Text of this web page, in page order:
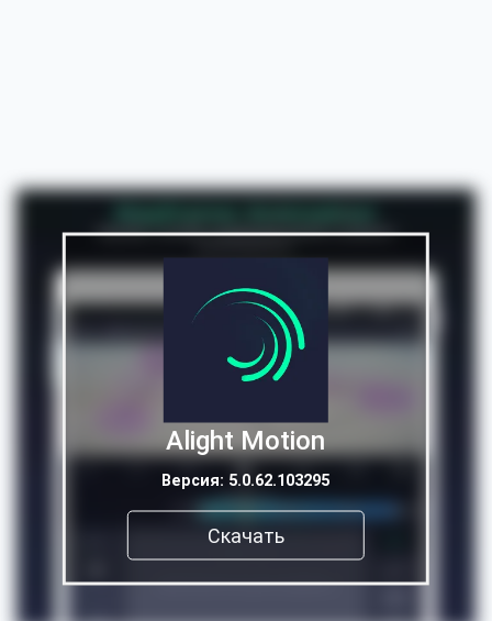
Alight Motion
Версия: 5.0.62.103295
Скачать